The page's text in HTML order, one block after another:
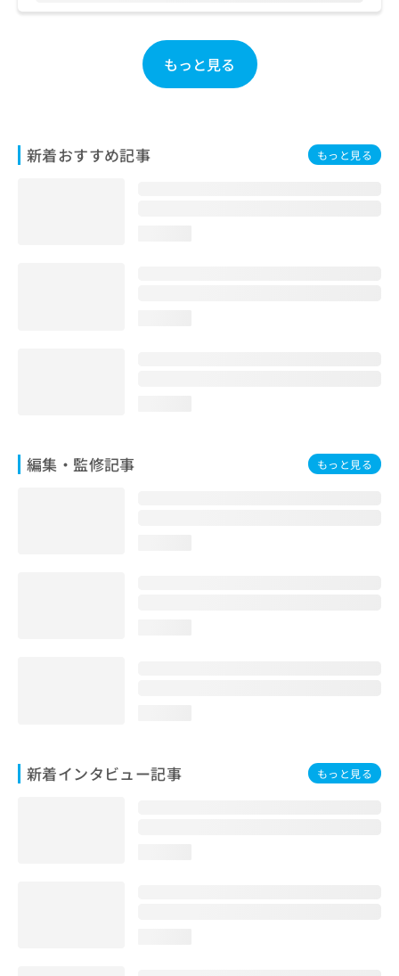
もっと見る
新着おすすめ記事 もっと見る
編集・監修記事 もっと見る
新着インタビュー記事 もっと見る
お
ち